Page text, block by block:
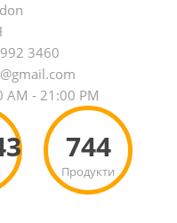
3460
AM - 21:00 PM
Продукти
744